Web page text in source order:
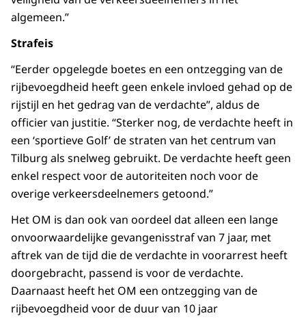
algemeen.”
Strafeis
“Eerder opgelegde boetes en een ontzegging van de
rijbevoegdheid heeft geen enkele invloed gehad op de
rijstijl en het gedrag van de verdachte”, aldus de
officier van justitie. “Sterker nog, de verdachte heeft in
een ‘sportieve Golf’ de straten van het centrum van
Tilburg als snelweg gebruikt. De verdachte heeft geen
enkel respect voor de autoriteiten noch voor de
overige verkeersdeelnemers getoond.”
Het OM is dan ook van oordeel dat alleen een lange
onvoorwaardelijke gevangenisstraf van 7 jaar, met
aftrek van de tijd die de verdachte in voorarrest heeft
doorgebracht, passend is voor de verdachte.
Daarnaast heeft het OM een ontzegging van de
rijbevoegdheid voor de duur van 10 jaar